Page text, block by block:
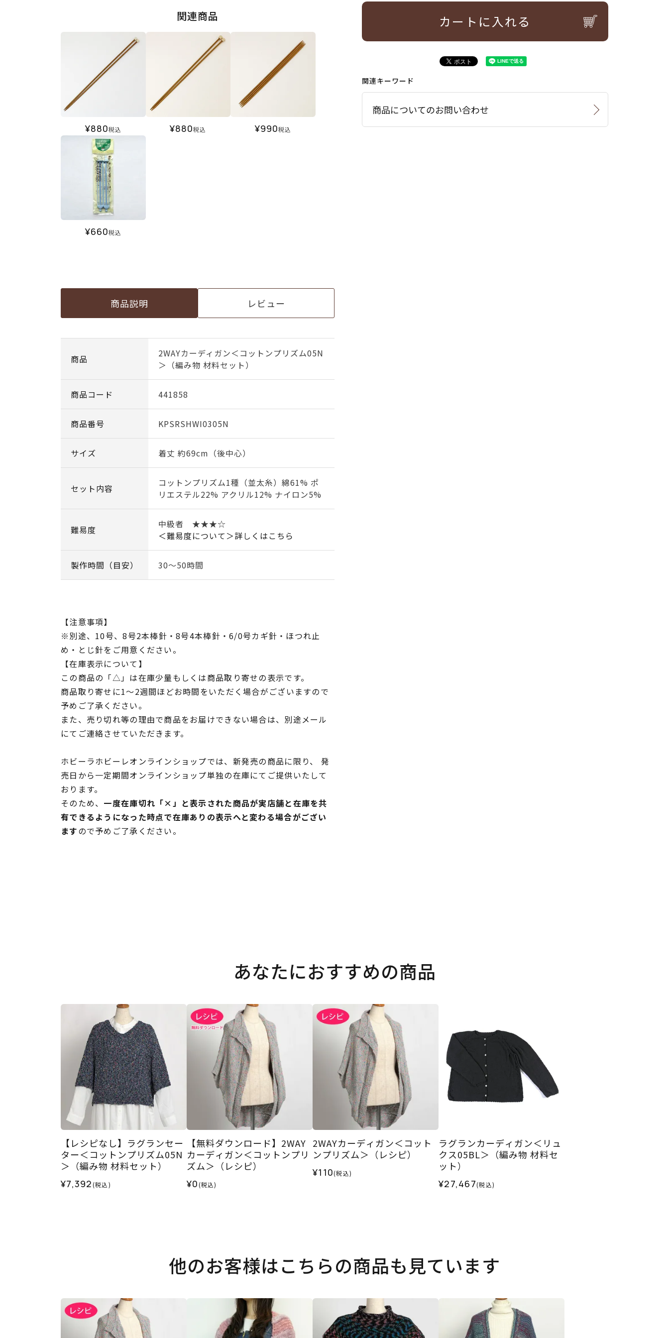
関連商品
¥880税込 ¥880税込 ¥990税込
¥660税込
商品説明 レビュー
商品
2WAYカーディガン＜コットンプリズム05N
＞（編み物 材料セット）
商品コード 441858
商品番号 KPSRSHWI0305N
サイズ 着丈 約69cm（後中心）
セット内容
コットンプリズム1種（並太糸）綿61% ポ
リエステル22% アクリル12% ナイロン5%
難易度
中級者 ★★★☆
＜難易度について＞詳しくはこちら
製作時間（目安） 30～50時間
【注意事項】
※別途、10号、8号2本棒針・8号4本棒針・6/0号カギ針・ほつれ止
め・とじ針をご用意ください。
【在庫表示について】
この商品の「△」は在庫少量もしくは商品取り寄せの表示です。
商品取り寄せに1～2週間ほどお時間をいただく場合がございますので
予めご了承ください。
また、売り切れ等の理由で商品をお届けできない場合は、別途メール
にてご連絡させていただきます。
ホビーラホビーレオンラインショップでは、新発売の商品に限り、 発
売日から一定期間オンラインショップ単独の在庫にてご提供いたして
おります。
そのため、 一度在庫切れ「×」と表示された商品が実店舗と在庫を共
有できるようになった時点で在庫ありの表示へと変わる場合がござい
ますので予めご了承ください。
カートに入れる
関連キーワード
商品についてのお問い合わせ
あなたにおすすめの商品
【レシピなし】ラグランセー
ター＜コットンプリズム05N
＞（編み物 材料セット）
¥7,392(税込)
【無料ダウンロード】2WAY
カーディガン＜コットンプリ
ズム＞（レシピ）
¥0(税込)
2WAYカーディガン＜コット
ンプリズム＞（レシピ）
¥110(税込)
ラグランカーディガン＜リュ
クス05BL＞（編み物 材料セ
ット）
¥27,467(税込)
他のお客様はこちらの商品も見ています